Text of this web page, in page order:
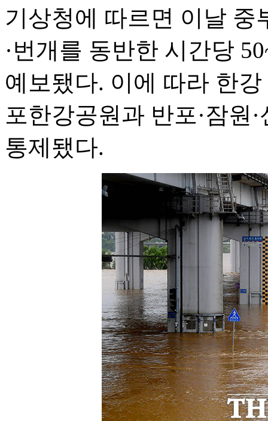
기상청에 따르면 이날
·번개를 동반한 시간당
예보됐다. 이에 따라 한
포한강공원과 반포·잠원
통제됐다.